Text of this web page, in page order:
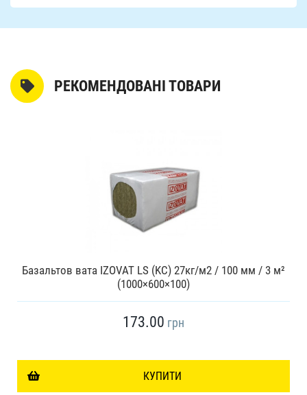
РЕКОМЕНДОВАНІ ТОВАРИ
Базальтов вата IZOVAT LS (KC) 27кг/м2 / 100 мм / 3 м²
(1000×600×100)
173.00 грн
КУПИТИ